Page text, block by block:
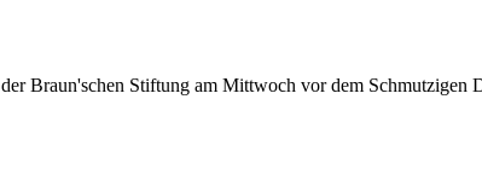
Braun'schen Stiftung am Mittwoch vor dem Schmutzigen